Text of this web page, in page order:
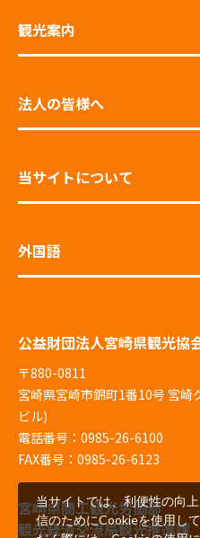
観光案内
法人の皆様へ
当サイトについて
外国語
公益財団法人宮崎県観光協
〒880-0811
宮崎県宮崎市錦町1番10号 宮崎
ビル)
電話番号：0985-26-6100
FAX番号：0985-26-6123
宮崎県商工観光労働部
観光経済交流局観光推進課
当サイトでは、利便性の向
信のためにCookieを使用し